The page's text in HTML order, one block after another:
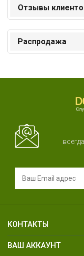
Отзывы
Распродажа
КОНТАКТЫ
ВАШ АККАУНТ